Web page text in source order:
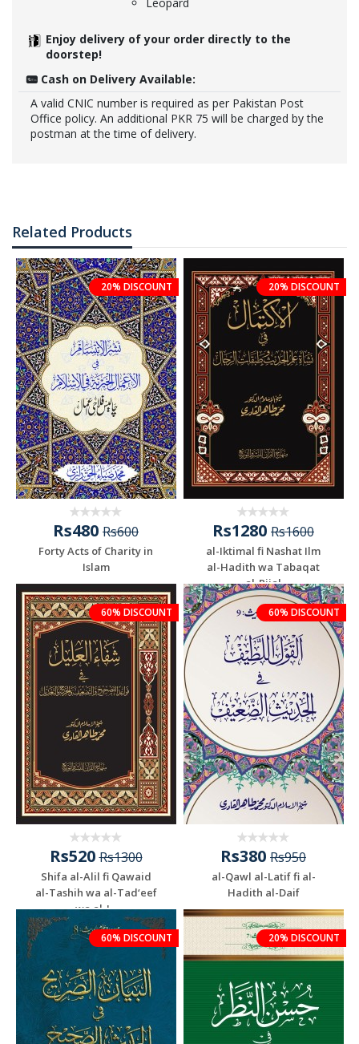
Leopard
Enjoy delivery of your order directly to the
doorstep!
Cash on Delivery Available:
A valid CNIC number is required as per Pakistan Post
Office policy. An additional PKR 75 will be charged by the
postman at the time of delivery.
Related Products
20% DISCOUNT
Rs480 Rs600
Forty Acts of Charity in
Islam
20% DISCOUNT
Rs1280 Rs1600
al-Iktimal fi Nashat Ilm
al-Hadith wa Tabaqat
al-Rijal
60% DISCOUNT
Rs520Rs1300
Shifa al-Alil fi Qawaid
al-Tashih wa al-Tad‘eef
wa al-J...
60% DISCOUNT
Rs380 Rs950
al-Qawl al-Latif fi al-
Hadith al-Daif
60% DISCOUNT 20% DISCOUNT